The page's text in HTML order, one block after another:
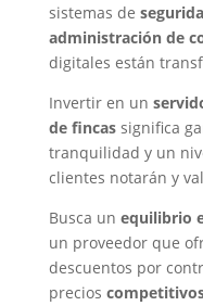
sistemas de
administración de
digitales están
Invertir en un
de fincas significa
tranquilidad y un
clientes notarán y
Busca un equilibrio
un proveedor que
descuentos por
precios